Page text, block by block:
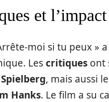
et
moi si tu peux »
Lescritiques ont
Spielberg, mais aussi
Hanks. Le film a su